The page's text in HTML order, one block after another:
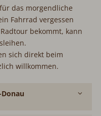
das morgendliche
Fahrrad vergessen
bekommt, kann
sich direkt beim
willkommen.